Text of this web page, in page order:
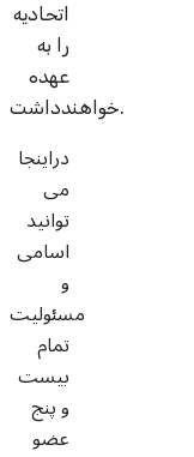
اتحادیه
را به
عهده
خواهندداشت.
دراینجا
می
توانید
اسامی
و
مسئولیت
تمام
بیست
و پنج
عضو